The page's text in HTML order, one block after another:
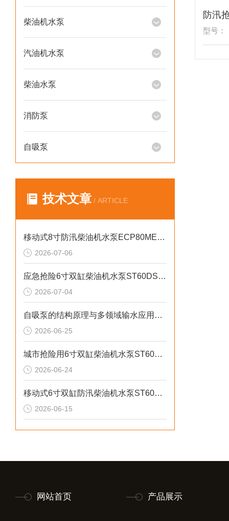
柴油机水泵
汽油机水泵
柴油水泵
消防泵
自吸泵
技术文章 / ARTICLE
移动式8寸防汛柴油机水泵ECP80ME产品介绍
2026-07-06
应急抢险6寸双缸柴油机水泵ST60DS产品介绍
2026-07-04
自吸泵的结构原理与多领域输水应用探析
2026-06-25
城市抢险用6寸双缸柴油机水泵ST60DS产品介绍
2026-06-24
移动式6寸双缸防汛柴油机水泵ST60SD产品介绍
2026-06-15
型号：
网站首页 产品展示